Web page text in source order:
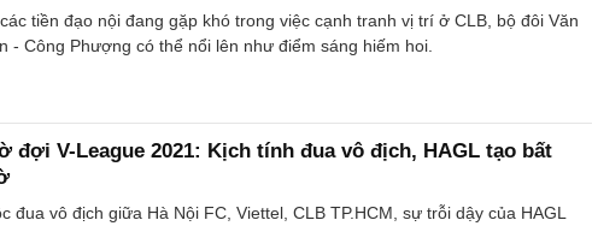
tiền đạo nội đang gặp khó trong việc cạnh tranh vị trí ở CLB, bộ đôi Văn
- Công Phượng có thể nổi lên như điểm sáng hiếm hoi.
đợi V-League 2021: Kịch tính đua vô địch, HAGL tạo bất
đua vô địch giữa Hà Nội FC, Viettel, CLB TP.HCM, sự trỗi dậy của HAGL